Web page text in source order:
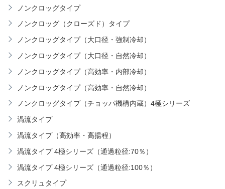
ノンクロッグタイプ
ノンクロッグ（クローズド）タイプ
ノンクロッグタイプ（大口径・強制冷却）
ノンクロッグタイプ（大口径・自然冷却）
ノンクロッグタイプ（高効率・内部冷却）
ノンクロッグタイプ（高効率・自然冷却）
ノンクロッグタイプ（チョッパ機構内蔵）4極シリーズ
渦流タイプ
渦流タイプ（高効率・高揚程）
渦流タイプ 4極シリーズ（通過粒径:70％）
渦流タイプ 4極シリーズ（通過粒径:100％）
スクリュタイプ